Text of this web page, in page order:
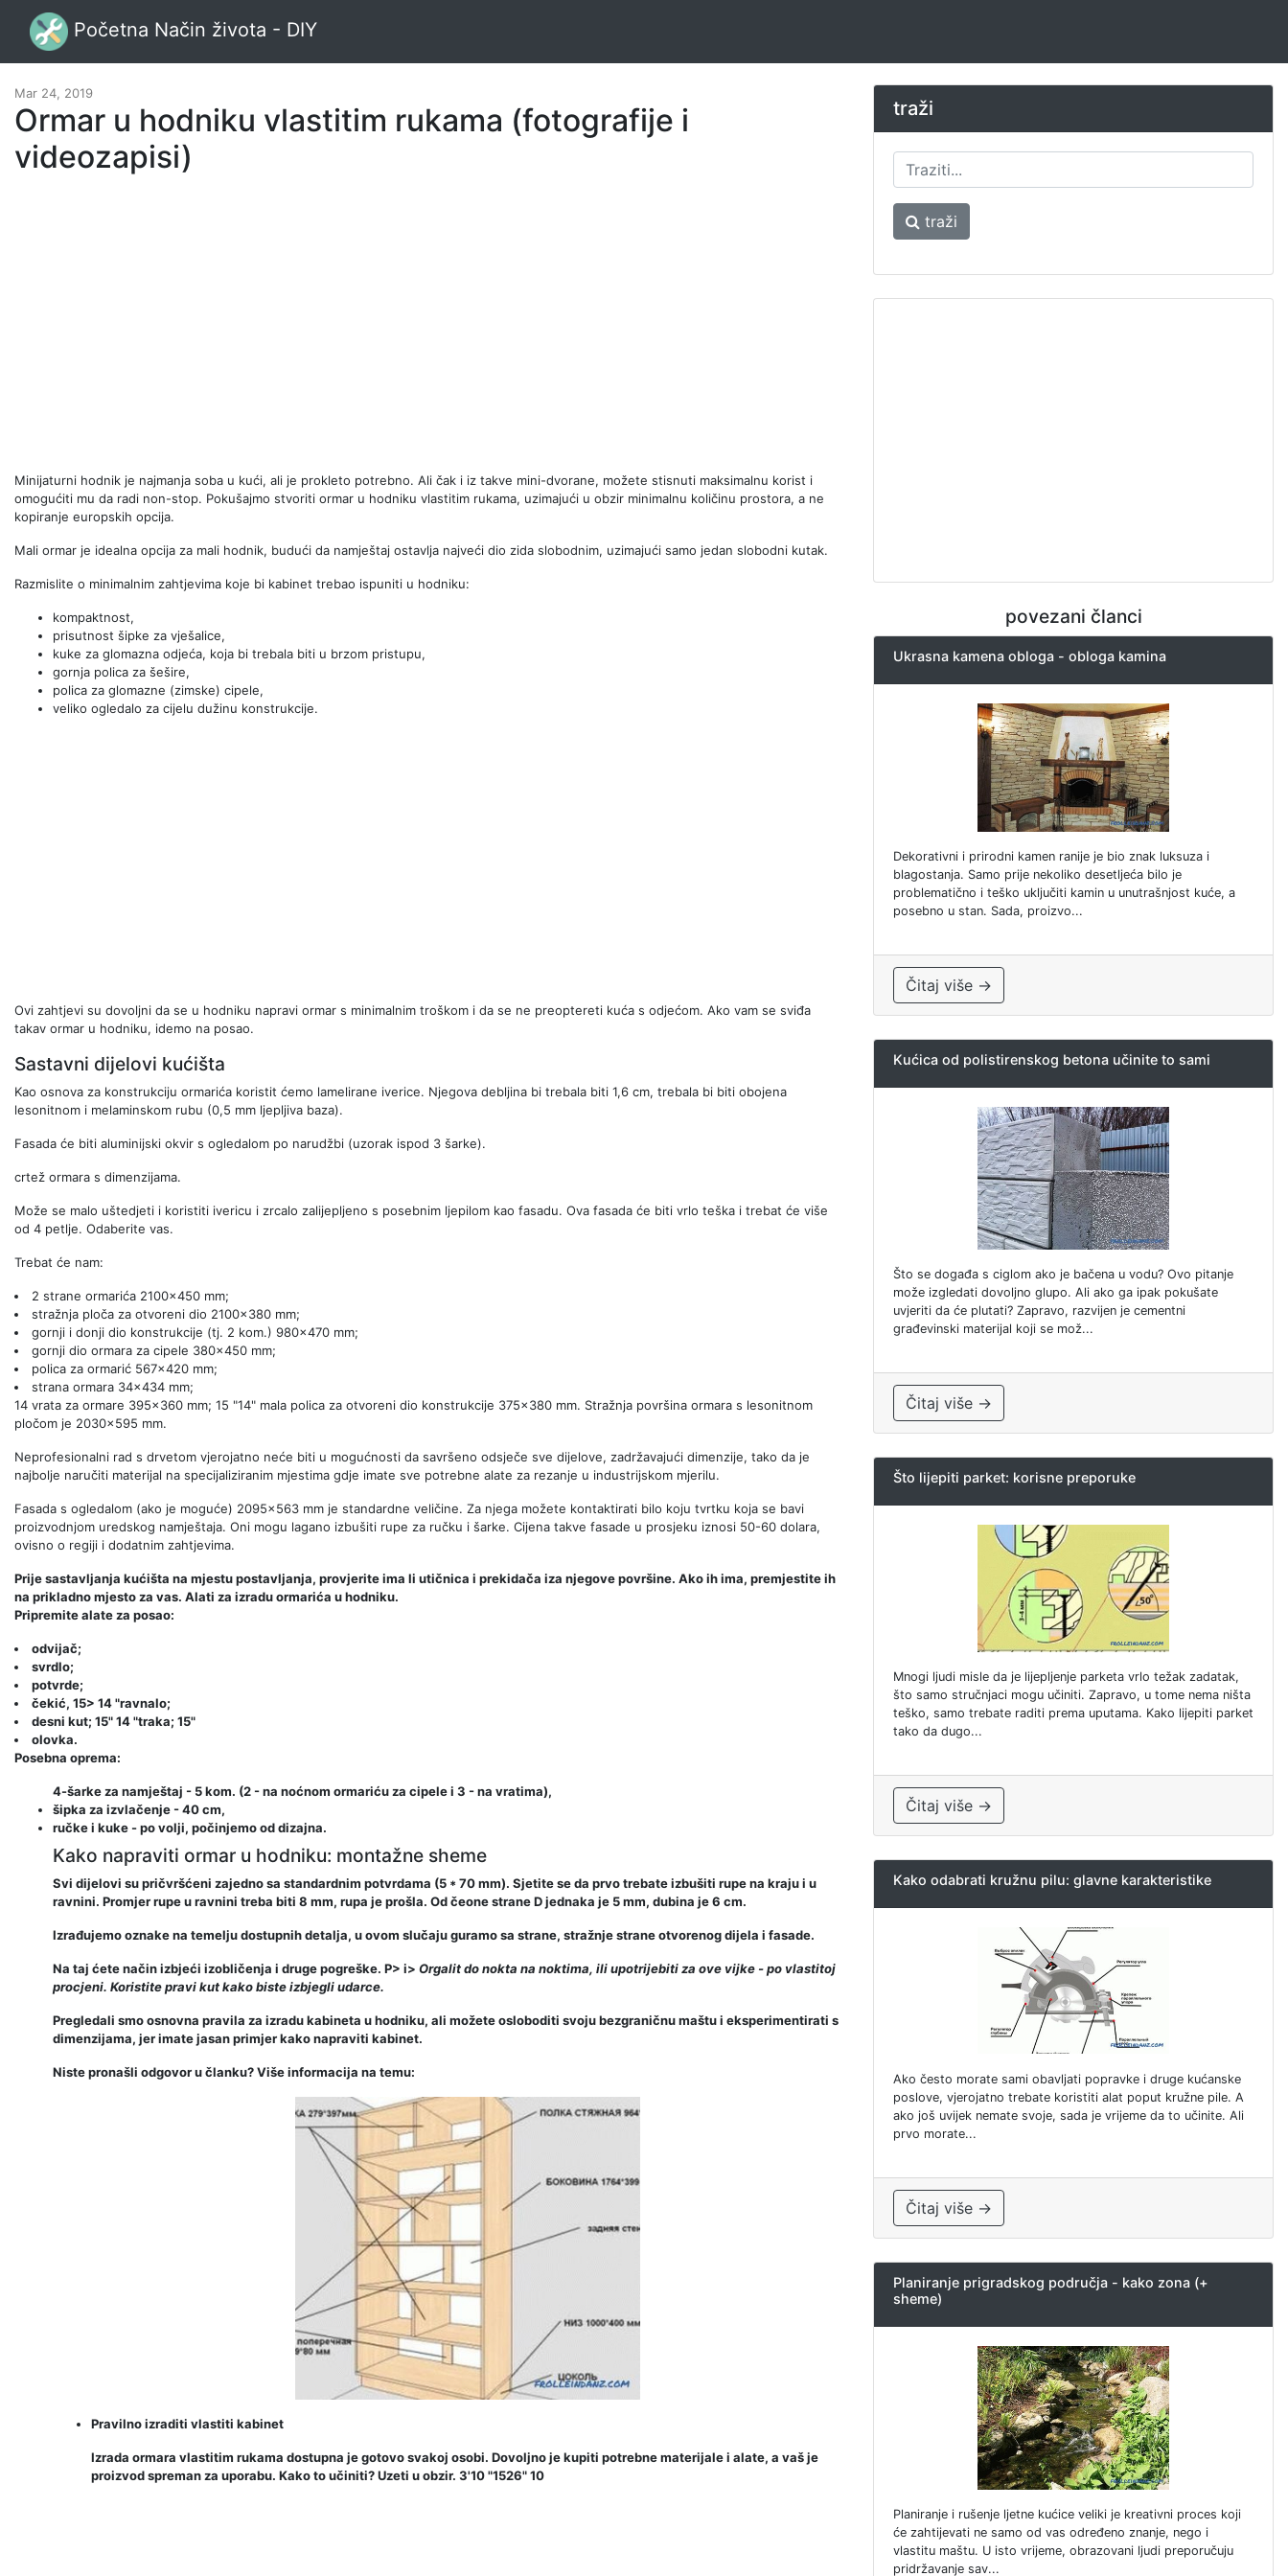
Početna Način života - DIY
Mar 24, 2019
Ormar u hodniku vlastitim rukama (fotografije i
videozapisi)
Minijaturni hodnik je najmanja soba u kući, ali je prokleto potrebno. Ali čak i iz takve mini-dvorane, možete stisnuti maksimalnu korist i
omogućiti mu da radi non-stop. Pokušajmo stvoriti ormar u hodniku vlastitim rukama, uzimajući u obzir minimalnu količinu prostora, a ne
kopiranje europskih opcija.
Mali ormar je idealna opcija za mali hodnik, budući da namještaj ostavlja najveći dio zida slobodnim, uzimajući samo jedan slobodni kutak.
Razmislite o minimalnim zahtjevima koje bi kabinet trebao ispuniti u hodniku:
kompaktnost,
prisutnost šipke za vješalice,
kuke za glomazna odjeća, koja bi trebala biti u brzom pristupu,
gornja polica za šešire,
polica za glomazne (zimske) cipele,
veliko ogledalo za cijelu dužinu konstrukcije.
Ovi zahtjevi su dovoljni da se u hodniku napravi ormar s minimalnim troškom i da se ne preoptereti kuća s odjećom. Ako vam se sviđa
takav ormar u hodniku, idemo na posao.
Sastavni dijelovi kućišta
Kao osnova za konstrukciju ormarića koristit ćemo lamelirane iverice. Njegova debljina bi trebala biti 1,6 cm, trebala bi biti obojena
lesonitnom i melaminskom rubu (0,5 mm ljepljiva baza).
Fasada će biti aluminijski okvir s ogledalom po narudžbi (uzorak ispod 3 šarke).
crtež ormara s dimenzijama.
Može se malo uštedjeti i koristiti ivericu i zrcalo zalijepljeno s posebnim ljepilom kao fasadu. Ova fasada će biti vrlo teška i trebat će više
od 4 petlje. Odaberite vas.
Trebat će nam:
2 strane ormarića 2100x450 mm;
stražnja ploča za otvoreni dio 2100x380 mm;
gornji i donji dio konstrukcije (tj. 2 kom.) 980x470 mm;
gornji dio ormara za cipele 380x450 mm;
polica za ormarić 567x420 mm;
strana ormara 34x434 mm;
14 vrata za ormare 395x360 mm; 15 "14" mala polica za otvoreni dio konstrukcije 375x380 mm. Stražnja površina ormara s lesonitnom
pločom je 2030x595 mm.
Neprofesionalni rad s drvetom vjerojatno neće biti u mogućnosti da savršeno odsječe sve dijelove, zadržavajući dimenzije, tako da je
najbolje naručiti materijal na specijaliziranim mjestima gdje imate sve potrebne alate za rezanje u industrijskom mjerilu.
Fasada s ogledalom (ako je moguće) 2095x563 mm je standardne veličine. Za njega možete kontaktirati bilo koju tvrtku koja se bavi
proizvodnjom uredskog namještaja. Oni mogu lagano izbušiti rupe za ručku i šarke. Cijena takve fasade u prosjeku iznosi 50-60 dolara,
ovisno o regiji i dodatnim zahtjevima.
Prije sastavljanja kućišta na mjestu postavljanja, provjerite ima li utičnica i prekidača iza njegove površine. Ako ih ima, premjestite ih
na prikladno mjesto za vas. Alati za izradu ormarića u hodniku.
Pripremite alate za posao:
odvijač;
svrdlo;
potvrde;
čekić, 15> 14 "ravnalo;
desni kut; 15" 14 "traka; 15"
olovka.
Posebna oprema:
4-šarke za namještaj - 5 kom. (2 - na noćnom ormariću za cipele i 3 - na vratima),
šipka za izvlačenje - 40 cm,
ručke i kuke - po volji, počinjemo od dizajna.
Kako napraviti ormar u hodniku: montažne sheme
Svi dijelovi su pričvršćeni zajedno sa standardnim potvrdama (5 * 70 mm). Sjetite se da prvo trebate izbušiti rupe na kraju i u
ravnini. Promjer rupe u ravnini treba biti 8 mm, rupa je prošla. Od čeone strane D jednaka je 5 mm, dubina je 6 cm.
Izrađujemo oznake na temelju dostupnih detalja, u ovom slučaju guramo sa strane, stražnje strane otvorenog dijela i fasade.
Na taj ćete način izbjeći izobličenja i druge pogreške. P> i> Orgalit do nokta na noktima, ili upotrijebiti za ove vijke - po vlastitoj
procjeni. Koristite pravi kut kako biste izbjegli udarce.
Pregledali smo osnovna pravila za izradu kabineta u hodniku, ali možete osloboditi svoju bezgraničnu maštu i eksperimentirati s
dimenzijama, jer imate jasan primjer kako napraviti kabinet.
Niste pronašli odgovor u članku? Više informacija na temu:
Pravilno izraditi vlastiti kabinet
Izrada ormara vlastitim rukama dostupna je gotovo svakoj osobi. Dovoljno je kupiti potrebne materijale i alate, a vaš je
proizvod spreman za uporabu. Kako to učiniti? Uzeti u obzir. 3'10 "1526" 10
traži
traži
povezani članci
Ukrasna kamena obloga - obloga kamina
Dekorativni i prirodni kamen ranije je bio znak luksuza i
blagostanja. Samo prije nekoliko desetljeća bilo je
problematično i teško uključiti kamin u unutrašnjost kuće, a
posebno u stan. Sada, proizvo...
Čitaj više →
Kućica od polistirenskog betona učinite to sami
Što se događa s ciglom ako je bačena u vodu? Ovo pitanje
može izgledati dovoljno glupo. Ali ako ga ipak pokušate
uvjeriti da će plutati? Zapravo, razvijen je cementni
građevinski materijal koji se mož...
Čitaj više →
Što lijepiti parket: korisne preporuke
Mnogi ljudi misle da je lijepljenje parketa vrlo težak zadatak,
što samo stručnjaci mogu učiniti. Zapravo, u tome nema ništa
teško, samo trebate raditi prema uputama. Kako lijepiti parket
tako da dugo...
Čitaj više →
Kako odabrati kružnu pilu: glavne karakteristike
Ako često morate sami obavljati popravke i druge kućanske
poslove, vjerojatno trebate koristiti alat poput kružne pile. A
ako još uvijek nemate svoje, sada je vrijeme da to učinite. Ali
prvo morate...
Čitaj više →
Planiranje prigradskog područja - kako zona (+
sheme)
Planiranje i rušenje ljetne kućice veliki je kreativni proces koji
će zahtijevati ne samo od vas određeno znanje, nego i
vlastitu maštu. U isto vrijeme, obrazovani ljudi preporučuju
pridržavanje sav...